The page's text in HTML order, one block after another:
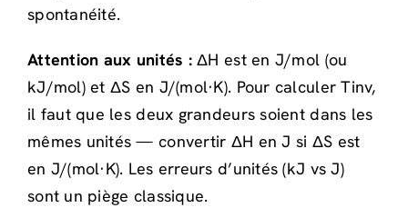
spontanéité.
Attention aux unités :ΔH est en J/mol (ou
kJ/mol) et ΔS en J/(mol·K). Pour calculer Tinv,
il faut que les deux grandeurs soient dans les
mêmes unités — convertir ΔH en J si ΔS est
en J/(mol·K). Les erreurs d’unités (kJ vs J)
sont un piège classique.